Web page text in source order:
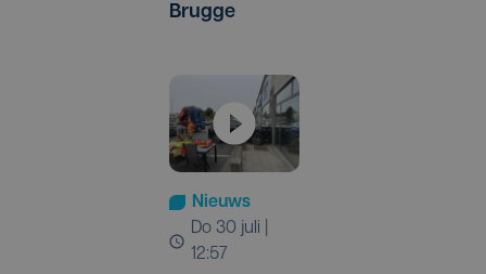
Brugge
Nieuws
do 30 juli |
12:57